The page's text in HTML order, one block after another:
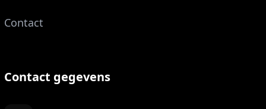
Contact
Contact gegevens